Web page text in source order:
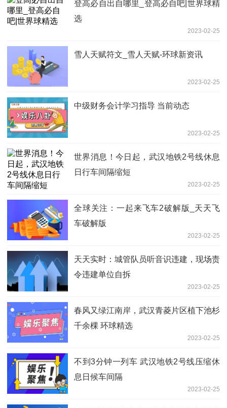
登高必自出自哪里_登高必自吧|世界球精
选
2023-02-25
雪人天赋符文_雪人天赋-环球新资讯
2023-02-25
中级财务会计学习指导 当前动态
2023-02-25
世界消息！今日起，武汉地铁2号线休息
日行车间隔缩短
2023-02-25
全球关注：一起来飞车2破解版_天天飞
车破解版
2023-02-25
天天实时：城管队员听音识违建，现场责
令违建单位自拆
2023-02-25
春风又绿江南岸，武汉青菱片区植下池杉
千余棵 环球精选
2023-02-25
不到3分钟一列车 武汉地铁2号线压缩休
息日候车间隔
2023-02-25